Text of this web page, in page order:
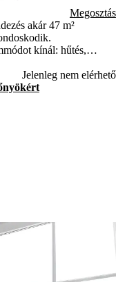
Megosztás
akár 47 m²
kínál: hűtés,
Jelenleg nem elérhető